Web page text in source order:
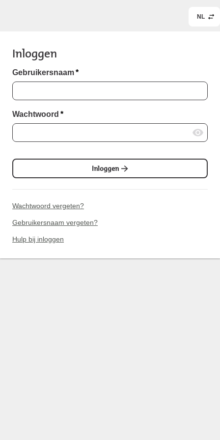
NL
Inloggen
Gebruikersnaam*
Wachtwoord *
Inloggen
Wachtwoord vergeten?
Gebruikersnaam vergeten?
Hulp bij inloggen